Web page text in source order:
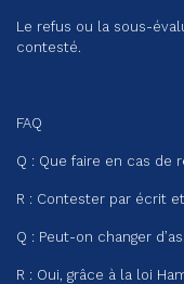
Le refus ou la sous-
contesté.
FAQ
Q : Que faire en cas de
R : Contester par écrit
Q : Peut-on changer
R : Oui, grâce à la loi